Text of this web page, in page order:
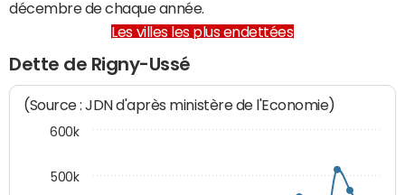
décembre de chaque année.
Les villes les plus endettées
Dette de Rigny-Ussé
(Source : JDN d'après ministère de l'Economie)
500k
600k